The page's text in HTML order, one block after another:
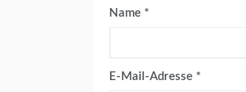
Name *
E-Mail-Adresse *